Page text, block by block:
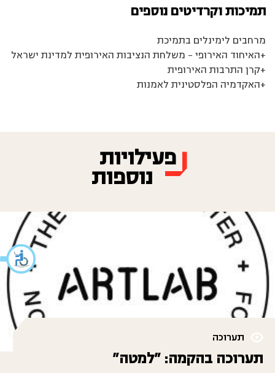
תמיכות וקרדיטים נוספים
מרחבים לימינלים בתמיכת
+האיחוד האירופי – משלחת הנציבות האירופית למדינת ישראל
+קרן התרבות האירופית
+האקדמיה הפלסטינית לאמנות
פעילויות
נוספות
תערוכה
תערוכה בהקמה: "למטה"